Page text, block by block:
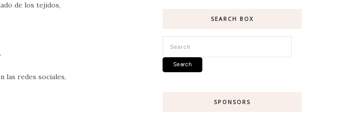
de los tejidos,
las redes sociales,
SEARCH BOX
SPONSORS